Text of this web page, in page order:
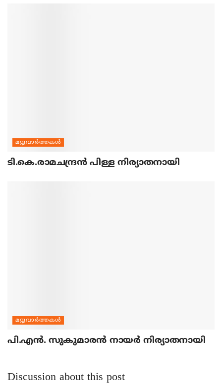
മറ്റുവാര്‍ത്തകള്‍
ടി.കെ.രാമചന്ദ്രന്‍ പിള്ള നിര്യാതനായി
മറ്റുവാര്‍ത്തകള്‍
പി.എന്‍. സുകുമാരന്‍ നായര്‍ നിര്യാതനായി
Discussion about this post